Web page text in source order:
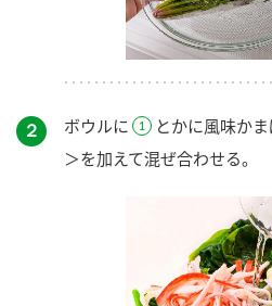
２ ボウルに
とかに風味か
＞を加えて混ぜ合わせる。